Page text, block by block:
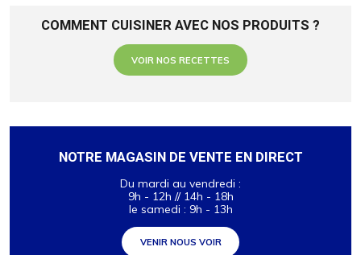
Colis / couche
8
COMMENT CUISINER AVEC NOS PRODUITS ?
VOIR NOS RECETTES
NOTRE MAGASIN DE VENTE EN DIRECT
Du mardi au vendredi :
9h - 12h // 14h - 18h
le samedi : 9h - 13h
VENIR NOUS VOIR